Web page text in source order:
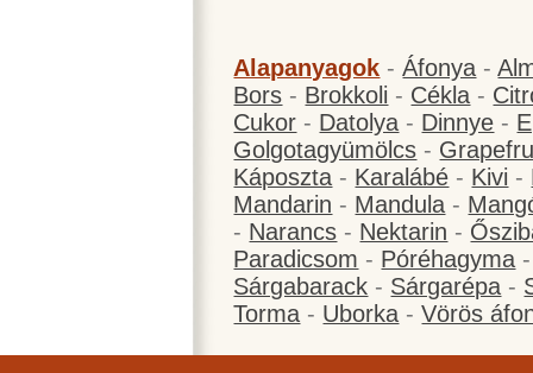
Alapanyagok -Áfonya -
Bors - Brokkoli - Cékla -
Cukor - Datolya - Dinnye -
Golgotagyümölcs -
Káposzta - Karalábé - Kivi -
Mandarin - Mandula -
- Narancs - Nektarin -
Paradicsom - Póréhagyma
Sárgabarack - Sárgarépa -
Torma - Uborka -Vörös